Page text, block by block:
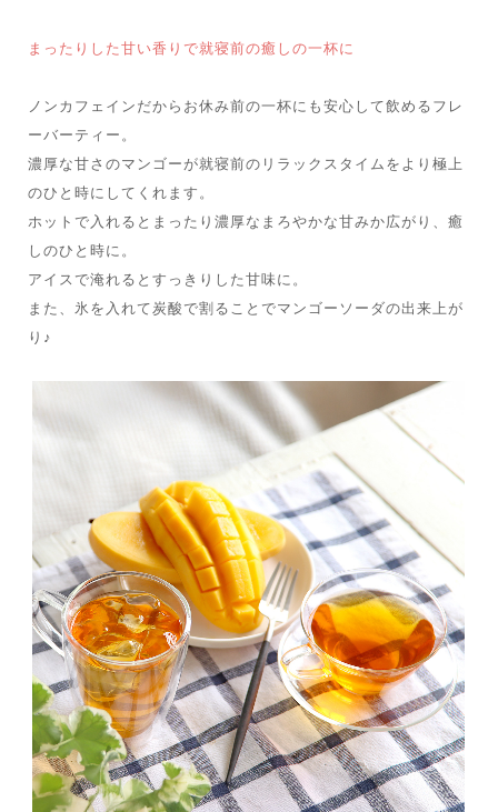
まったりした甘い香りで就寝前の癒しの一杯に
ノンカフェインだからお休み前の一杯にも安心して飲めるフレ
ーバーティー。
濃厚な甘さのマンゴーが就寝前のリラックスタイムをより極上
のひと時にしてくれます。
ホットで入れるとまったり濃厚なまろやかな甘みか広がり、癒
しのひと時に。
アイスで淹れるとすっきりした甘味に。
また、氷を入れて炭酸で割ることでマンゴーソーダの出来上が
り♪